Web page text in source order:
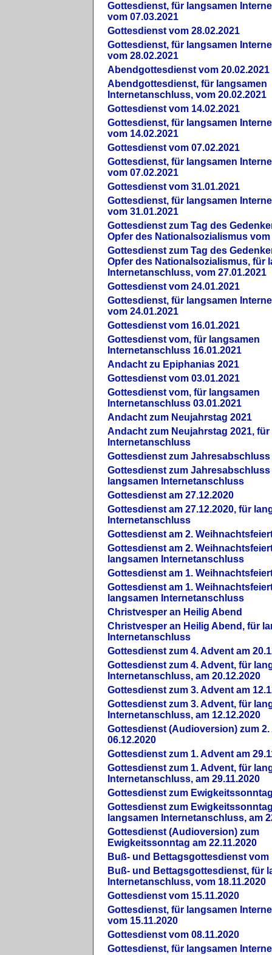
Gottesdienst, für langsamen
vom 07.03.2021
Gottesdienst vom 28.02.2021
Gottesdienst, für langsamen
vom 28.02.2021
Abendgottesdienst vom 20.02.2021
Abendgottesdienst, für langsamen
Internetanschluss, vom 20.02.2021
Gottesdienst vom 14.02.2021
Gottesdienst, für langsamen
vom 14.02.2021
Gottesdienst vom 07.02.2021
Gottesdienst, für langsamen
vom 07.02.2021
Gottesdienst vom 31.01.2021
Gottesdienst, für langsamen
vom 31.01.2021
Gottesdienst zum Tag des
Opfer des Nationalsozialismus vom
Gottesdienst zum Tag des
Opfer des Nationalsozialismus, für
Internetanschluss, vom 27.01.2021
Gottesdienst vom 24.01.2021
Gottesdienst, für langsamen
vom 24.01.2021
Gottesdienst vom 16.01.2021
Gottesdienst vom, für langsamen
Internetanschluss 16.01.2021
Andacht zu Epiphanias 2021
Gottesdienst vom 03.01.2021
Gottesdienst vom, für langsamen
Internetanschluss 03.01.2021
Andacht zum Neujahrstag 2021
Andacht zum Neujahrstag 2021,
Internetanschluss
Gottesdienst zum Jahresabschluss
Gottesdienst zum Jahresabschluss
langsamen Internetanschluss
Gottesdienst am 27.12.2020
Gottesdienst am 27.12.2020, für
Internetanschluss
Gottesdienst am 2.
Gottesdienst am 2.
langsamen Internetanschluss
Gottesdienst am 1.
Gottesdienst am 1.
langsamen Internetanschluss
Christvesper an Heilig Abend
Christvesper an Heilig Abend, für
Internetanschluss
Gottesdienst zum 4. Advent am
Gottesdienst zum 4. Advent, für
Internetanschluss, am 20.12.2020
Gottesdienst zum 3. Advent am
Gottesdienst zum 3. Advent, für
Internetanschluss, am 12.12.2020
Gottesdienst (Audioversion) zum 2.
06.12.2020
Gottesdienst zum 1. Advent am
Gottesdienst zum 1. Advent, für
Internetanschluss, am 29.11.2020
Gottesdienst zum
Gottesdienst zum
langsamen Internetanschluss, am
Gottesdienst (Audioversion) zum
Ewigkeitssonntag am 22.11.2020
Buß- und Bettagsgottesdienst vom
Buß- und Bettagsgottesdienst, für
Internetanschluss, vom 18.11.2020
Gottesdienst vom 15.11.2020
Gottesdienst, für langsamen
vom 15.11.2020
Gottesdienst vom 08.11.2020
Gottesdienst, für langsamen